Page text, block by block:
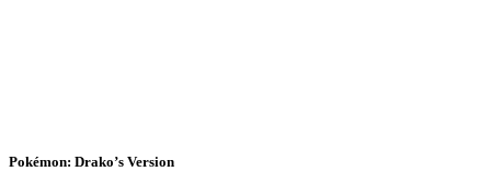
Pokémon: Drako’s Version